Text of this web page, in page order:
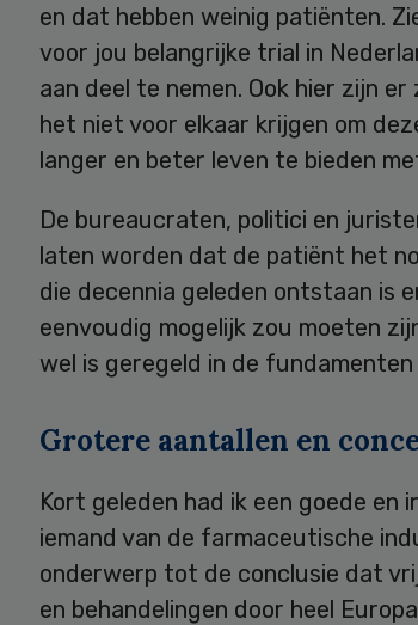
en dat hebben weinig patiënten.
voor jou belangrijke trial in
aan deel te nemen. Ook hier zijn
het niet voor elkaar krijgen om
langer en beter leven te bieden
De bureaucraten, politici en
laten worden dat de patiënt het
die decennia geleden ontstaan is
eenvoudig mogelijk zou moeten
wel is geregeld in de fundamenten
Grotere aantallen en
Kort geleden had ik een goede
iemand van de farmaceutische
onderwerp tot de conclusie dat
en behandelingen door heel